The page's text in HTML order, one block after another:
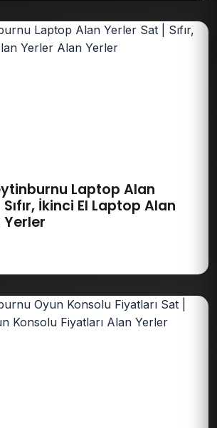
Laptop Alan
İkinci El Laptop Alan
Yerler